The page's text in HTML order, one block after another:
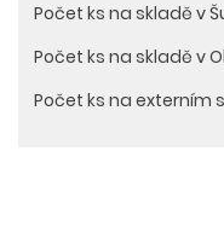
Počet ks na skladě v
Počet ks na skladě v
Počet ks na externím